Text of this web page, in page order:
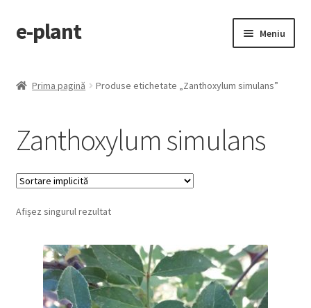
Sari
la
Sari
la
e-plant Meniu
Contact
Checkout
Prima pagină Produse etichetate „Zanthoxylum simulans”
Zanthoxylum simulans
Afișez singurul rezultat